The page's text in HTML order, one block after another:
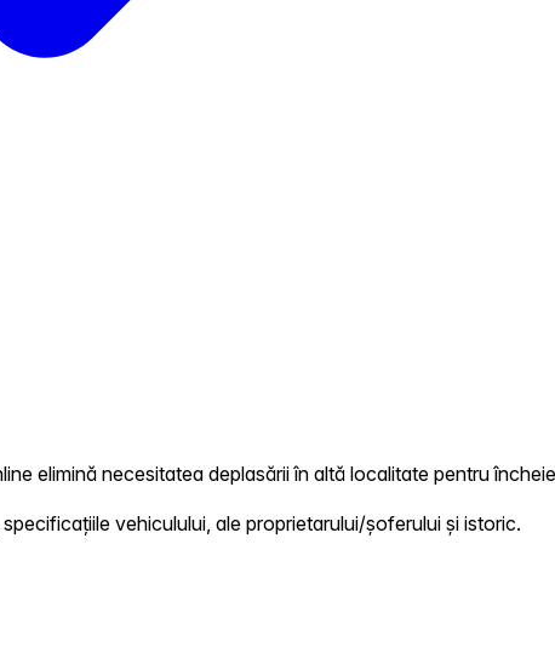
elimină necesitatea deplasării în altă localitate pentru
vehiculului, ale proprietarului/șoferului și istoric.